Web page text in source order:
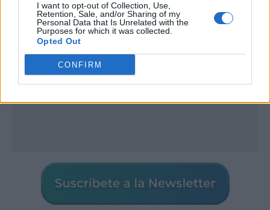
I want to opt-out of Collection, Use,
Retention, Sale, and/or Sharing of my
Personal Data that Is Unrelated with the
Purposes for which it was collected.
Opted Out
CONFIRM